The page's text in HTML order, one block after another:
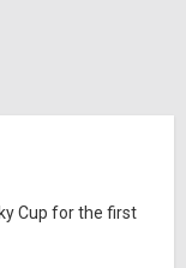
Cup for the first